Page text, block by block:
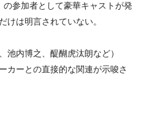
の参加者として豪華キャストが発
けは明言されていない。
池内博之、醍醐虎汰朗など）
カーとの直接的な関連が示唆さ